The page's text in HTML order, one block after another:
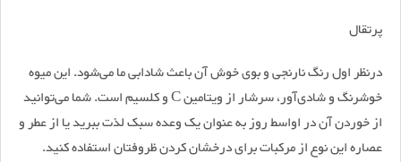
پرتقال
درنظر اول رنگ نارنجی و بوی خوش آن باعث شادابی ما می‌شود. این میوه
خوشرنگ و شادی‌آور، سرشار از ویتامین C و کلسیم است. شما می‌توانید
از خوردن آن در اواسط روز به عنوان یک وعده سبک لذت ببرید یا از عطر و
عصاره این نوع از مرکبات برای درخشان کردن ظروفتان استفاده کنید.